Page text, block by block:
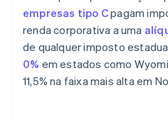
empresas tipo Cpagam
renda corporativa a uma
de qualquer imposto
0% em estados como
11,5% na faixa mais alta em